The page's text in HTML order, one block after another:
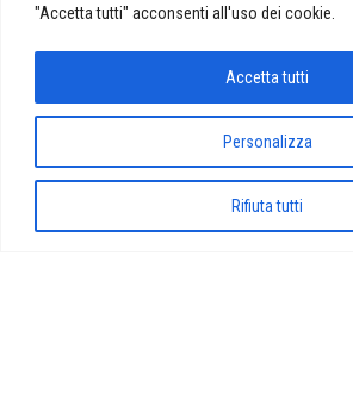
"Accetta tutti" acconsenti all'uso dei cookie.
Personalizza
Rifiuta tutti
Accetta tutti
Proudly powered byWordPress |Tema: